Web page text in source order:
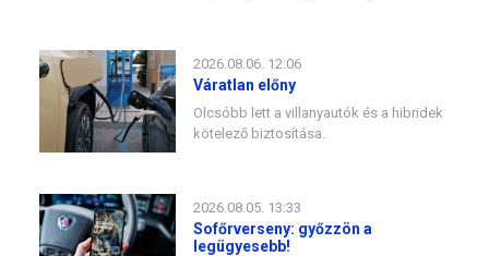
2026.08.06. 12:06
Váratlan előny
Olcsóbb lett a villanyautók és a hibridek
kötelező biztosítása.
2026.08.05. 13:33
Sofőrverseny: győzzön a
legügyesebb!